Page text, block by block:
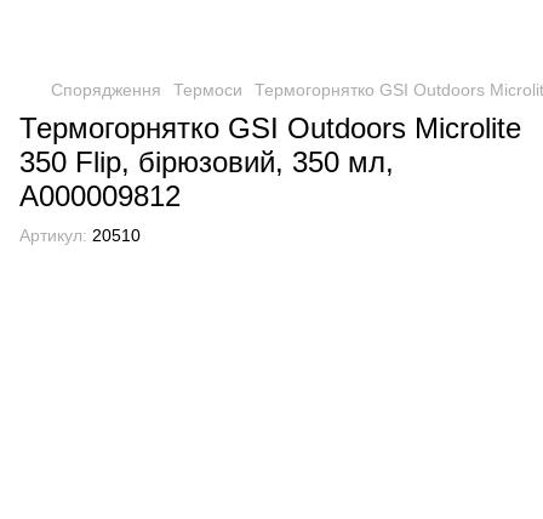
Спорядження Термоси Термогорнятко GSI Outdoors
Термогорнятко GSI Outdoors Microlite
350 Flip, бірюзовий, 350 мл,
А000009812
Артикул: 20510